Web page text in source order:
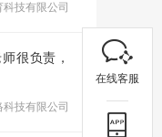
科技有限公司
很负责，
技有限公司
在线客服